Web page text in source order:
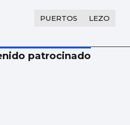
PUERTOS LEZO
patrocinado